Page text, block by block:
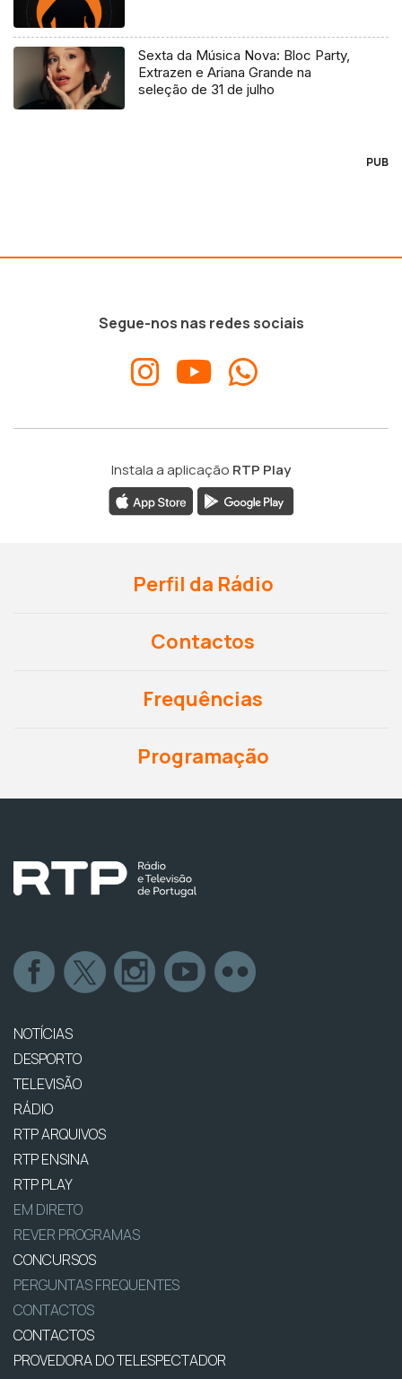
Sexta da Música Nova: Bloc Party,
Extrazen e Ariana Grande na
seleção de 31 de julho
PUB
Segue-nos nas redes sociais
Instala a aplicação RTP Play
Perfil da Rádio
Contactos
Frequências
Programação
NOTÍCIAS
DESPORTO
TELEVISÃO
RÁDIO
RTP ARQUIVOS
RTP ENSINA
RTP PLAY
EM DIRETO
REVER PROGRAMAS
CONCURSOS
PERGUNTAS FREQUENTES
CONTACTOS
CONTACTOS
PROVEDORA DO TELESPECTADOR